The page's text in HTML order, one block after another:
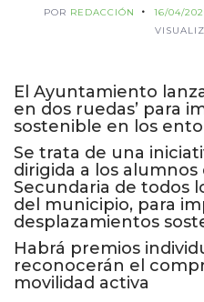
POR REDACCIÓN 16/04/
El Ayuntamiento
en dos ruedas’ para
sostenible en los
Se trata de una
dirigida a los alumnos
Secundaria de todos
del municipio, para
desplazamientos
Habrá premios
reconocerán el
movilidad activa